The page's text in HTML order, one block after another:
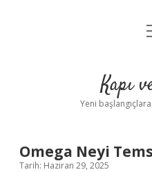
Kapı
Yeni
Omega Neyi
Tarih: Haziran 29, 2025